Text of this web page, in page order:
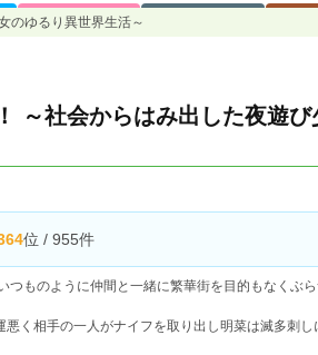
のゆるり異世界生活～
～社会からはみ出した夜遊
位 / 955件
ものように仲間と一緒に繁華街を目的もなくぶら
く相手の一人がナイフを取り出し明菜は滅多刺し